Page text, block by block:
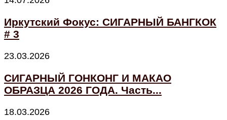
Иркутский Фокус: СИГАРНЫЙ БАНГКОК
# 3
23.03.2026
СИГАРНЫЙ ГОНКОНГ И МАКАО
ОБРАЗЦА 2026 ГОДА. Часть...
18.03.2026